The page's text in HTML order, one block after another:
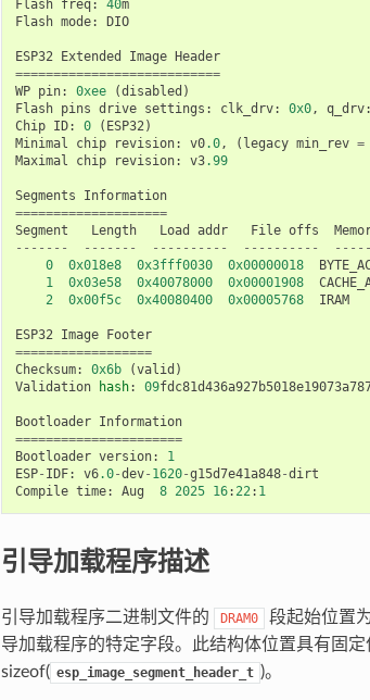
Flash freq: 40m
Flash mode: DIO
ESP32 Extended Image Header
===========================
WP pin: 0xee (disabled )
Flash pins drive settings : clk_drv: 0x0, q_drv:
Chip ID: 0 ( ESP32)
Minimal
chip revision: v0.0, ( legacy min_rev =
Maximal
chip revision: v3.99
Segments
Information
====================
Segment
Length Load addr File offs
-------
------- ---------- ----------
0
0x018e8 0x3fff0030 0x00000018
1
0x03e58 0x40078000 0x00001908
2
0x00f5c 0x40080400 0x00005768 IRAM
ESP32 Image Footer
==================
Checksum: 0x6b (valid )
Validation
hash: 09
Bootloader Information
======================
Bootloader version:
1
ESP- IDF: v6.0-dev- 1620-g15d7e41a848-dirt
Compile time: Aug 8 2025 16:22: 1
引导加载程序描述
引导加载程序二进制文件的 DRAM0 段起始位置
导加载程序的特定字段。此结构体位置具有固
sizeof( esp_image_segment_header_t )。